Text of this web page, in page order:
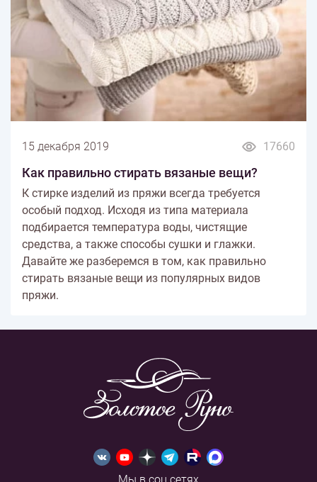
17660
15 декабря 2019
Как правильно стирать вязаные вещи?
К стирке изделий из пряжи всегда требуется
особый подход. Исходя из типа материала
подбирается температура воды, чистящие
средства, а также способы сушки и глажки.
Давайте же разберемся в том, как правильно
стирать вязаные вещи из популярных видов
пряжи.